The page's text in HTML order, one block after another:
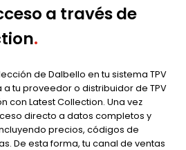
a través de
.
de Dalbello en tu sistema TPV
a tu proveedor o distribuidor de TPV
con Latest Collection. Una vez
directo a datos completos y
precios, códigos de
De esta forma, tu canal de ventas